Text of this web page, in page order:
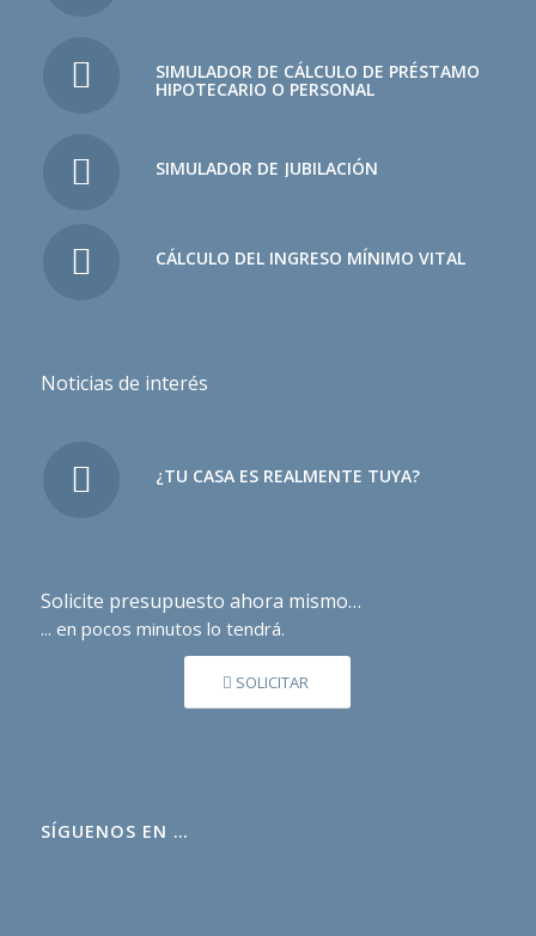
SIMULADOR DE CÁLCULO DE PRÉSTAMO
HIPOTECARIO O PERSONAL
SIMULADOR DE JUBILACIÓN
CÁLCULO DEL INGRESO MÍNIMO VITAL
Noticias de interés
¿TU CASA ES REALMENTE TUYA?
Solicite presupuesto ahora mismo…
... en pocos minutos lo tendrá.
SOLICITAR
SÍGUENOS EN …